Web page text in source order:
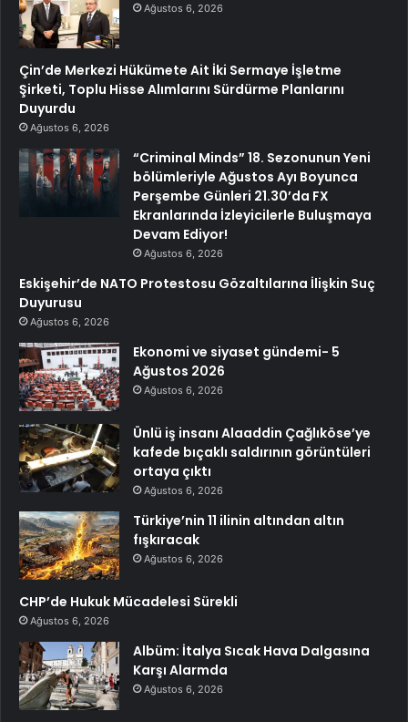
Ağustos 6, 2026
Çin’de Merkezi Hükümete Ait İki Sermaye İşletme
Şirketi, Toplu Hisse Alımlarını Sürdürme Planlarını
Duyurdu
Ağustos 6, 2026
“Criminal Minds” 18. Sezonunun Yeni
bölümleriyle Ağustos Ayı Boyunca
Perşembe Günleri 21.30’da FX
Ekranlarında İzleyicilerle Buluşmaya
Devam Ediyor!
Ağustos 6, 2026
Eskişehir’de NATO Protestosu Gözaltılarına İlişkin Suç
Duyurusu
Ağustos 6, 2026
Ekonomi ve siyaset gündemi- 5
Ağustos 2026
Ağustos 6, 2026
Ünlü iş insanı Alaaddin Çağlıköse’ye
kafede bıçaklı saldırının görüntüleri
ortaya çıktı
Ağustos 6, 2026
Türkiye’nin 11 ilinin altından altın
fışkıracak
Ağustos 6, 2026
CHP’de Hukuk Mücadelesi Sürekli
Ağustos 6, 2026
Albüm: İtalya Sıcak Hava Dalgasına
Karşı Alarmda
Ağustos 6, 2026